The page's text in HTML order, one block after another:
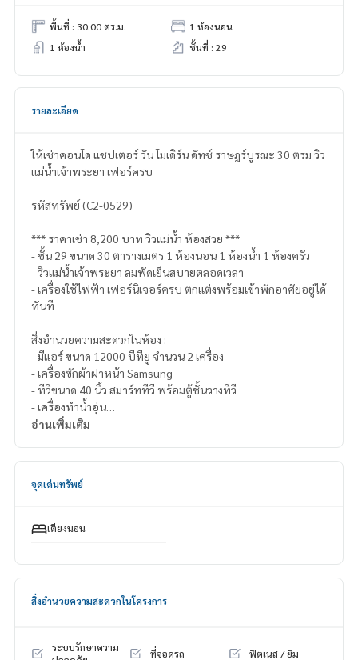
พื้นที่ : 30.00 ตร.ม.
1 ห้องนอน
1 ห้องน้ำ
ชั้นที่ : 29
รายละเอียด
ให้เช่าคอนโด แชปเตอร์ วัน โมเดิร์น ดัทช์ ราษฎร์บูรณะ 30 ตรม วิว
แม่น้ำเจ้าพระยา เฟอร์ครบ
รหัสทรัพย์ (C2-0529)
*** ราคาเช่า 8,200 บาท วิวแม่น้ำ ห้องสวย ***
- ชั้น 29 ขนาด 30 ตารางเมตร 1 ห้องนอน 1 ห้องน้ำ 1 ห้องครัว
- วิวแม่น้ำเจ้าพระยา ลมพัดเย็นสบายตลอดเวลา
- เครื่องใช้ไฟฟ้า เฟอร์นิเจอร์ครบ ตกแต่งพร้อมเข้าพักอาศัยอยู่ได้
ทันที
สิ่งอำนวยความสะดวกในห้อง :
- มีแอร์ ขนาด 12000 บีทียู จำนวน 2 เครื่อง
- เครื่องซักผ้าฝาหน้า Samsung
- ทีวีขนาด 40 นิ้ว สมาร์ททีวี พร้อมตู้ชั้นวางทีวี
- เครื่องทำน้ำอุ่น
- ตู้เย็น
- โซฟาผ้ายาวนั่ง2คน
- กาต้มน้ำร้อน
*** ราคาให้เช่า 8,200 บาทต่อเดือน ***
(ประกัน 2 เดือน ล่วงหน้า 1 เดือน สัญญาเช่าขั้นต้น 1 ปี)
ชื่อโครงการ : แชปเตอร์ วัน ราษฎร์บูรณะ33 (Chapter One Mod
อ่านเพิ่มเติม
จุดเด่นทรัพย์
เตียงนอน
สิ่งอำนวยความสะดวกในโครงการ
ระบบรักษาความ
ที่จอดรถ ฟิตเนส / ยิม